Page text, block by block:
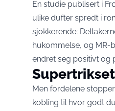
En studie publisert i
ulike dufter spredt i
sjokkerende:
hukommelse, og MR-
endret seg positivt og
Men fordelene
kobling til hvor godt